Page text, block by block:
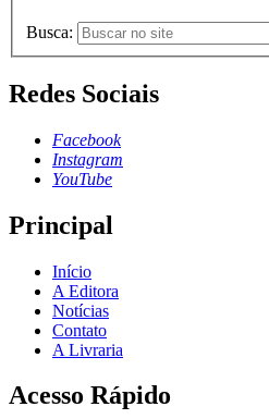
Busca:
Redes Sociais
Facebook
Instagram
YouTube
Principal
Início
A Editora
Notícias
Contato
A Livraria
Acesso Rápido